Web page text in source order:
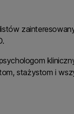
stażystom i